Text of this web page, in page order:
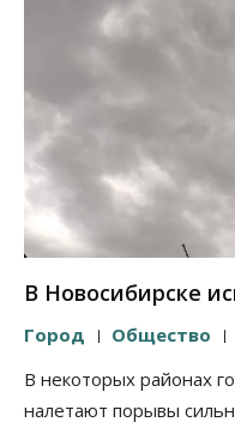
В Новосибирске
Город Общество
В некоторых районах
налетают порывы